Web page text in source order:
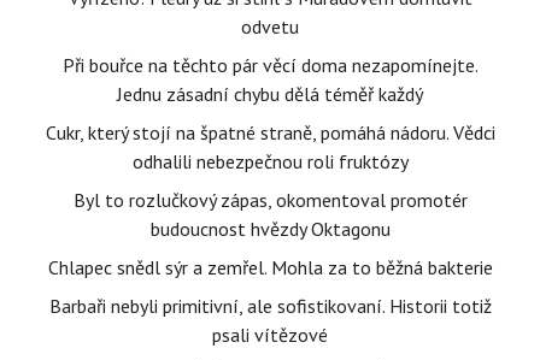
odvetu
Při bouřce na těchto pár věcí doma nezapomínejte.
Jednu zásadní chybu dělá téměř každý
Cukr, který stojí na špatné straně, pomáhá nádoru. Vědci
odhalili nebezpečnou roli fruktózy
Byl to rozlučkový zápas, okomentoval promotér
budoucnost hvězdy Oktagonu
Chlapec snědl sýr a zemřel. Mohla za to běžná bakterie
Barbaři nebyli primitivní, ale sofistikovaní. Historii totiž
psali vítězové